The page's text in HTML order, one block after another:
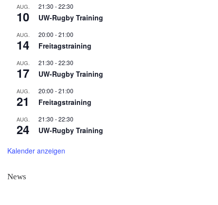
AUG.
10
21:30 -22:30
UW-Rugby Training
AUG.
14
20:00 -21:00
Freitagstraining
AUG.
17
21:30 -22:30
UW-Rugby Training
AUG.
21
20:00 -21:00
Freitagstraining
AUG.
24
21:30 -22:30
UW-Rugby Training
Kalender anzeigen
News